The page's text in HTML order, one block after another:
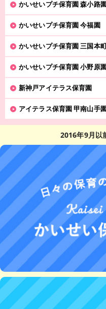
かいせいプチ保育園 森小路
かいせいプチ保育園 今福園
かいせいプチ保育園 三国本
かいせいプチ保育園 小野原
新神戸アイテラス保育園
アイテラス保育園 甲南山手
2016年9月以